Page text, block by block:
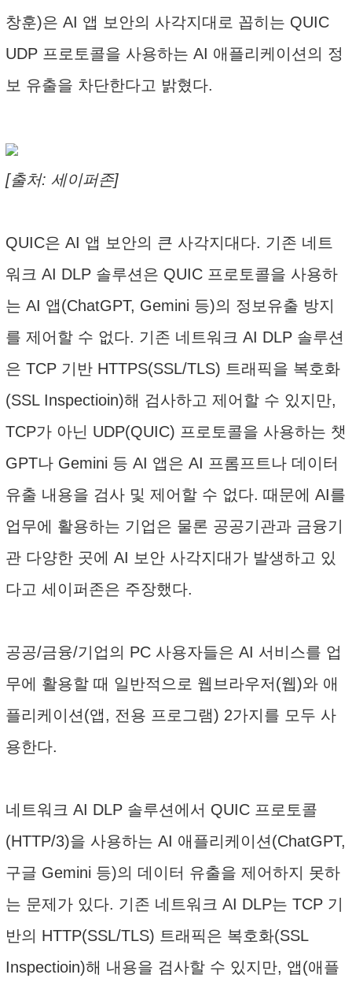
창훈)은 AI 앱 보안의 사각지대로 꼽히는 QUIC
UDP 프로토콜을 사용하는 AI 애플리케이션의 정
보 유출을 차단한다고 밝혔다.
[출처: 세이퍼존]
QUIC은 AI 앱 보안의 큰 사각지대다. 기존 네트
워크 AI DLP 솔루션은 QUIC 프로토콜을 사용하
는 AI 앱(ChatGPT, Gemini 등)의 정보유출 방지
를 제어할 수 없다. 기존 네트워크 AI DLP 솔루션
은 TCP 기반 HTTPS(SSL/TLS) 트래픽을 복호화
(SSL Inspectioin)해 검사하고 제어할 수 있지만,
TCP가 아닌 UDP(QUIC) 프로토콜을 사용하는 챗
GPT나 Gemini 등 AI 앱은 AI 프롬프트나 데이터
유출 내용을 검사 및 제어할 수 없다. 때문에 AI를
업무에 활용하는 기업은 물론 공공기관과 금융기
관 다양한 곳에 AI 보안 사각지대가 발생하고 있
다고 세이퍼존은 주장했다.
공공/금융/기업의 PC 사용자들은 AI 서비스를 업
무에 활용할 때 일반적으로 웹브라우저(웹)와 애
플리케이션(앱, 전용 프로그램) 2가지를 모두 사
용한다.
네트워크 AI DLP 솔루션에서 QUIC 프로토콜
(HTTP/3)을 사용하는 AI 애플리케이션(ChatGPT,
구글 Gemini 등)의 데이터 유출을 제어하지 못하
는 문제가 있다. 기존 네트워크 AI DLP는 TCP 기
반의 HTTP(SSL/TLS) 트래픽은 복호화(SSL
Inspectioin)해 내용을 검사할 수 있지만, 앱(애플